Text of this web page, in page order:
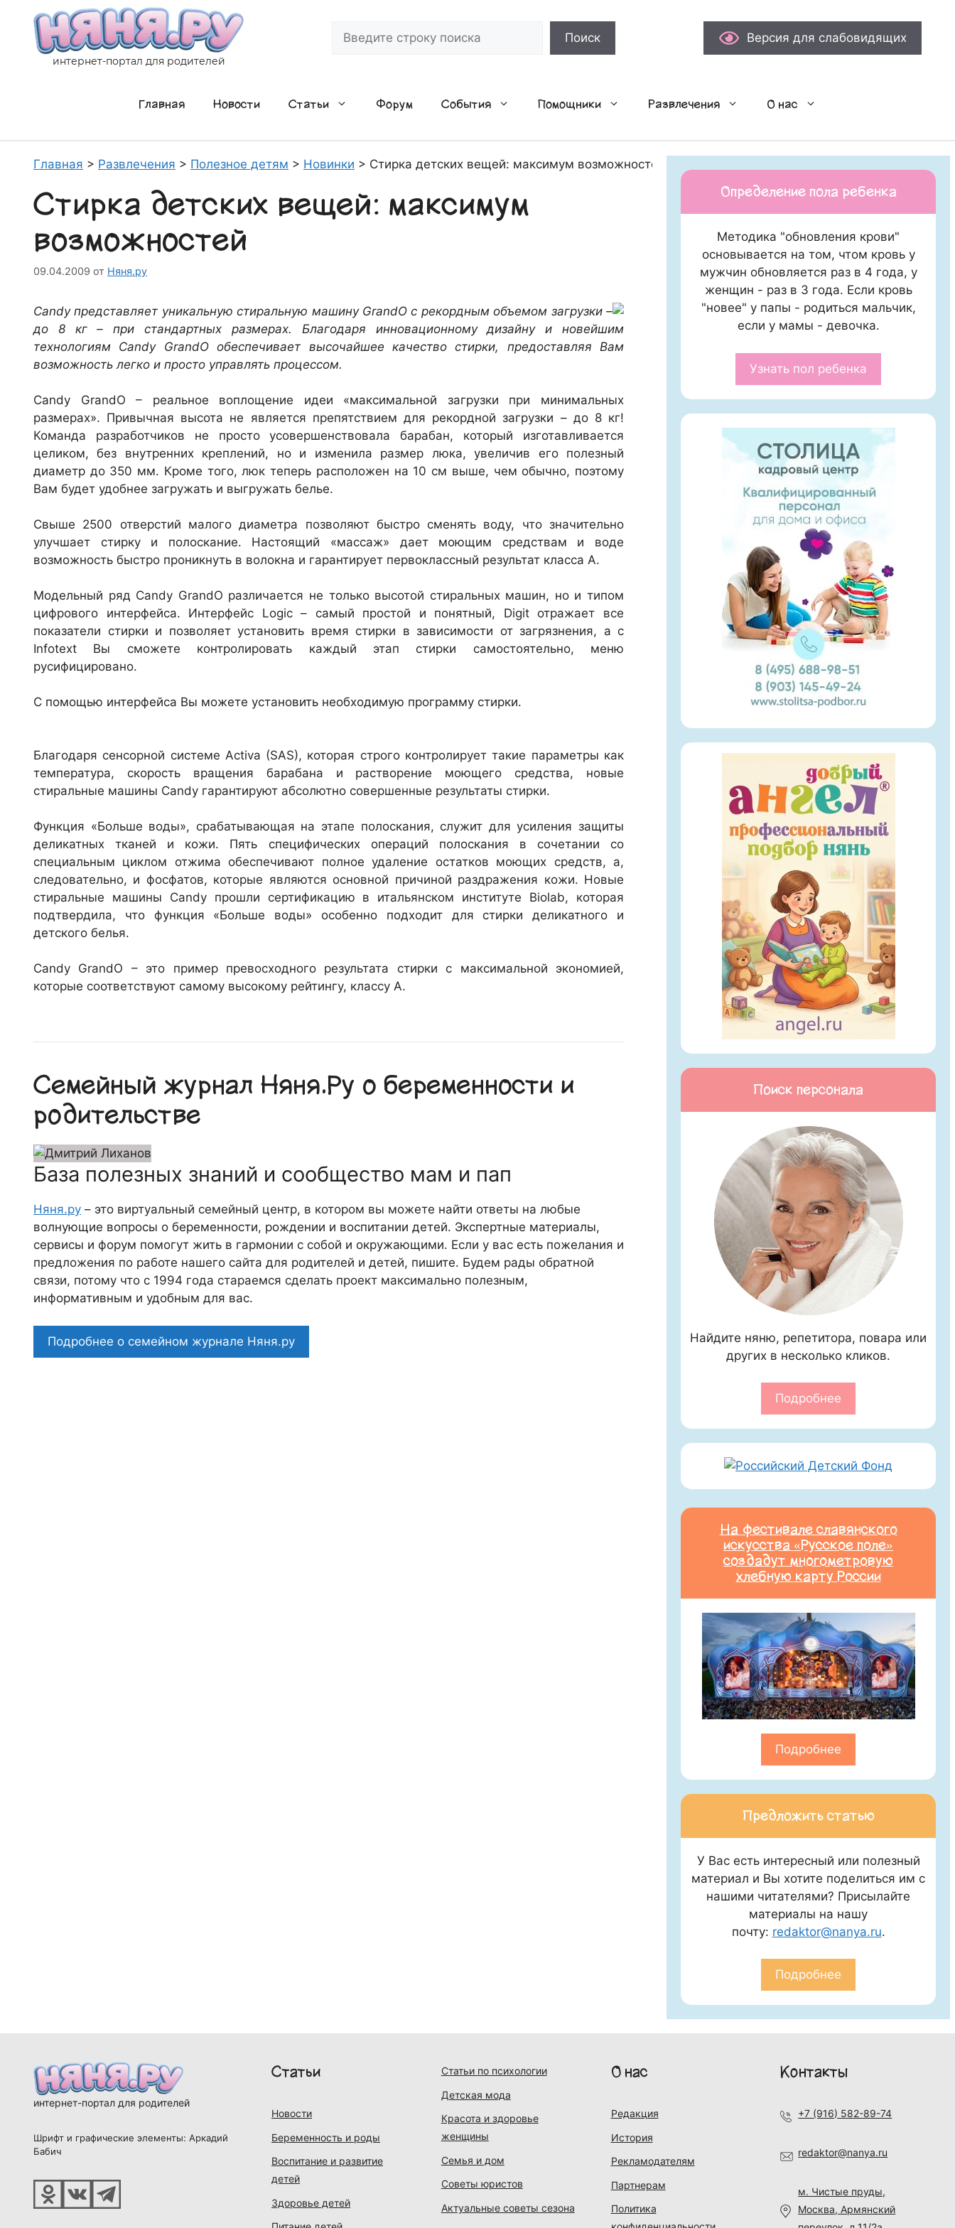
содержимому
интернет-портал для родителей
Поиск Версия для слабовидящих
Главная Новости Статьи Форум События Помощники Развлечения О нас
Главная > Развлечения > Полезное детям > Новинки > Стирка детских вещей: максимум возможностей
Стирка детских вещей: максимум
возможностей
09.04.2009 от Няня.ру
Candy представляет уникальную стиральную машину GrandO с рекордным объемом загрузки –
до 8 кг– при стандартных размераx. Благодаря инновационному дизайну и новейшим
технологиям Candy GrandOобеспечивает высочайшее качество стирки, предоставляя Вам
возможность легко и просто управлять процессом.
Candy GrandO – реальное воплощение идеи «максимальной загрузки при минимальных
размерах». Привычная высота не является препятствием для рекордной загрузки – до 8 кг!
Команда разработчиков не просто усовершенствовала барабан, который изготавливается
целиком, без внутренних креплений, но и изменила размер люка, увеличив его полезный
диаметр до 350 мм. Кроме того, люк теперь расположен на 10 см выше, чем обычно, поэтому
Вам будет удобнее загружать и выгружать белье.
Свыше 2500 отверстий малого диаметра позволяют быстро сменять воду, что значительно
улучшает стирку и полоскание. Настоящий «массаж» дает моющим средствам и воде
возможность быстро проникнуть в волокна и гарантирует первоклассный результат класса А.
Модельный ряд Candy GrandO различается не только высотой стиральных машин, но и типом
цифрового интерфейса. Интерфейс Logic – самый простой и понятный, Digit отражает все
показатели стирки и позволяет установить время стирки в зависимости от загрязнения, а с
Infotext Вы сможете контролировать каждый этап стирки самостоятельно, меню
русифицировано.
С помощью интерфейса Вы можете установить необходимую программу стирки.
Благодаря сенсорной системе Activa (SAS), которая строго контролирует такие параметры как
температура, скорость вращения барабана и растворение моющего средства, новые
стиральные машины Candy гарантируют абсолютно совершенные результаты стирки.
Функция «Больше воды», срабатывающая на этапе полоскания, служит для усиления защиты
деликатных тканей и кожи. Пять специфических операций полоскания в сочетании со
специальным циклом отжима обеспечивают полное удаление остатков моющих средств, а,
следовательно, и фосфатов, которые являются основной причиной раздражения кожи. Новые
стиральные машины Candy прошли сертификацию в итальянском институте Biolab, которая
подтвердила, что функция «Больше воды» особенно подходит для стирки деликатного и
детского белья.
Candy GrandO – это пример превосходного результата стирки с максимальной экономией,
которые соответствуют самому высокому рейтингу, классу A.
Семейный журнал Няня.Ру о беременности и
родительстве
База полезных знаний и сообщество мам и пап
Няня.ру – это виртуальный семейный центр, в котором вы можете найти ответы на любые
волнующие вопросы о беременности, рождении и воспитании детей. Экспертные материалы,
сервисы и форум помогут жить в гармонии с собой и окружающими. Если у вас есть пожелания и
предложения по работе нашего сайта для родителей и детей, пишите. Будем рады обратной
связи, потому что c 1994 года стараемся сделать проект максимально полезным,
информативным и удобным для вас.
Подробнее о семейном журнале Няня.ру
Определение пола ребенка
Методика "обновления крови"
основывается на том, чтом кровь у
мужчин обновляется раз в 4 года, у
женщин - раз в 3 года. Если кровь
"новее" у папы - родиться мальчик,
если у мамы - девочка.
Узнать пол ребенка
Поиск персонала
Найдите няню, репетитора, повара или
других в несколько кликов.
Подробнее
На фестивале славянского
искусства «Русское поле»
создадут многометровую
хлебную карту России
Подробнее
Предложить статью
У Вас есть интересный или полезный
материал и Вы хотите поделиться им с
нашими читателями? Присылайте
материалы на нашу
почту: redaktor@nanya.ru.
Подробнее
интернет-портал для родителей
Шрифт и графические элементы: Аркадий
Бабич
Статьи
Новости
Беременность и роды
Воспитание и развитие
детей
Здоровье детей
Статьи по психологии
Детская мода
Красота и здоровье
женщины
Семья и дом
Советы юристов
Актуальные советы сезона
О нас
Редакция
История
Рекламодателям
Партнерам
Политика
Контакты
+7 (916) 582-89-74
redaktor@nanya.ru
м. Чистые пруды,
Москва, Армянский